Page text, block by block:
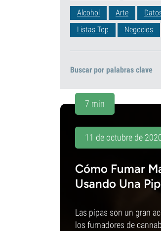
Alcohol Arte
Listas Top
Negocios
Buscar por palabras clave
7 min
11 de octubre de
Cómo Fumar
Usando Una
Las pipas son un gran
los fumadores de